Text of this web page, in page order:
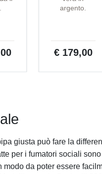
argento.
€ 179,00
giusta può fare la
per i fumatori sociali
da poter essere